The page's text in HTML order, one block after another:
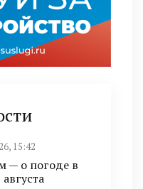
15:42
— о погоде в